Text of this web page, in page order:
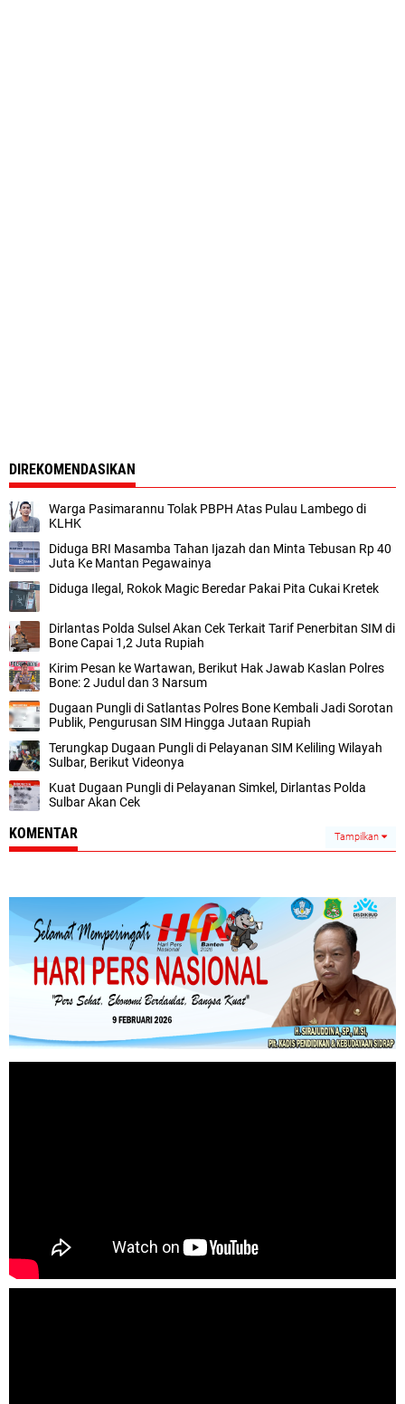
DIREKOMENDASIKAN
Warga Pasimarannu Tolak PBPH Atas Pulau Lambego di
KLHK
Diduga BRI Masamba Tahan Ijazah dan Minta Tebusan Rp 40
Juta Ke Mantan Pegawainya
Diduga Ilegal, Rokok Magic Beredar Pakai Pita Cukai Kretek
Dirlantas Polda Sulsel Akan Cek Terkait Tarif Penerbitan SIM di
Bone Capai 1,2 Juta Rupiah
Kirim Pesan ke Wartawan, Berikut Hak Jawab Kaslan Polres
Bone: 2 Judul dan 3 Narsum
Dugaan Pungli di Satlantas Polres Bone Kembali Jadi Sorotan
Publik, Pengurusan SIM Hingga Jutaan Rupiah
Terungkap Dugaan Pungli di Pelayanan SIM Keliling Wilayah
Sulbar, Berikut Videonya
Kuat Dugaan Pungli di Pelayanan Simkel, Dirlantas Polda
Sulbar Akan Cek
KOMENTAR Tampilkan